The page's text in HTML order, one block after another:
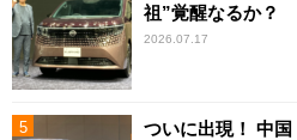
祖”覚醒なるか？
2026.07.17
ついに出現！ 中